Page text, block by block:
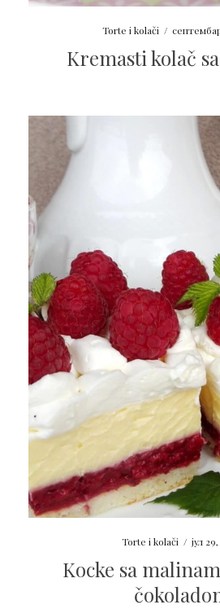
Torte i kolači /
Kremasti kolač
Torte i kolači / јул
Kocke sa